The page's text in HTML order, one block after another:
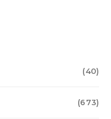
(40)
(673)